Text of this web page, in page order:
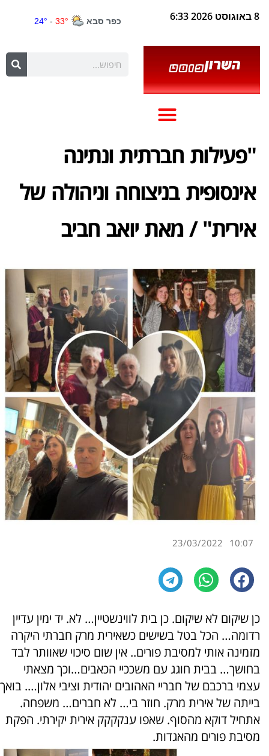
8 באוגוסט 2026 6:33
"פעילות חברתית ונתינה
אינסופית בניצוחה וניהולה של
אירית" / מאת יואב חביב
10:07
23/03/2022
כן שיקום לא שיקום. כן בית לווינשטיין… לא. יד ימין עדיין
רדומה… הכל בטל בשישים כשאירית מרק חברתי היקרה
מזמינה אותי למסיבת פורים.. אין שום סיכוי שאוותר לבד
בחושך… בבית חוגג עם משככיי הכאבים…וכך מצאתי
עצמי ברכבם של חבריי האהובים יהודית וציבי אלון…. בואך
בייתה של אירית מרק. חוזר בי… לא חברים… משפחה.
אתחיל דוקא מהסוף. שאפו ענקקקק אירית יקירתי. הפקת
מסיבת פורים מהאגדות.